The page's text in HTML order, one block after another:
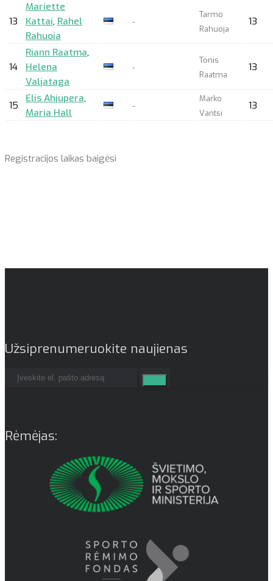
13
Mariette
Kattai, Rahel
Rahuoja
-
Tarmo
Rahuoja
13
14
Riann Raatma,
Helena
Valjataga
-
Tonis
Raatma
13
15
Elis Ahjupera,
Maria Hall
-
Marko
Vantsi
13
Registracijos laikas baigėsi
Užsiprenumeruokite naujienas
Rėmėjas: